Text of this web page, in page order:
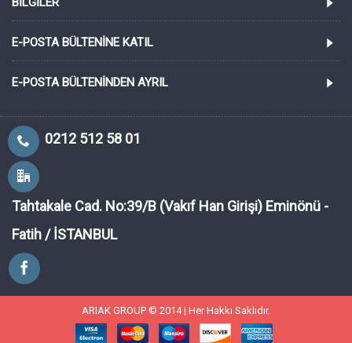
E-POSTA BÜLTENINE KATIL
E-POSTA BÜLTENINDEN AYRIL
0212 512 58 01
Tahtakale Cad. No:39/B (Vakıf Han Girişi) Eminönü -
Fatih / İSTANBUL
ARIAK GROUP © 2014 | Her Hakkı Saklıdır.